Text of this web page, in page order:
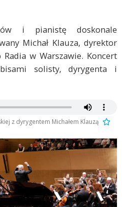
i pianistę doskonale
Michał Klauza, dyrektor
w Warszawie. Koncert
solisty, dyrygenta i
z dyrygentem Michałem Klauzą